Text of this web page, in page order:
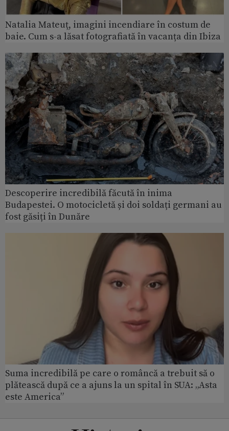
Natalia Mateuț, imagini incendiare în costum de
baie. Cum s-a lăsat fotografiată în vacanța din Ibiza
Descoperire incredibilă făcută în inima
Budapestei. O motocicletă și doi soldați germani au
fost găsiți în Dunăre
Suma incredibilă pe care o româncă a trebuit să o
plătească după ce a ajuns la un spital în SUA: „Asta
este America”